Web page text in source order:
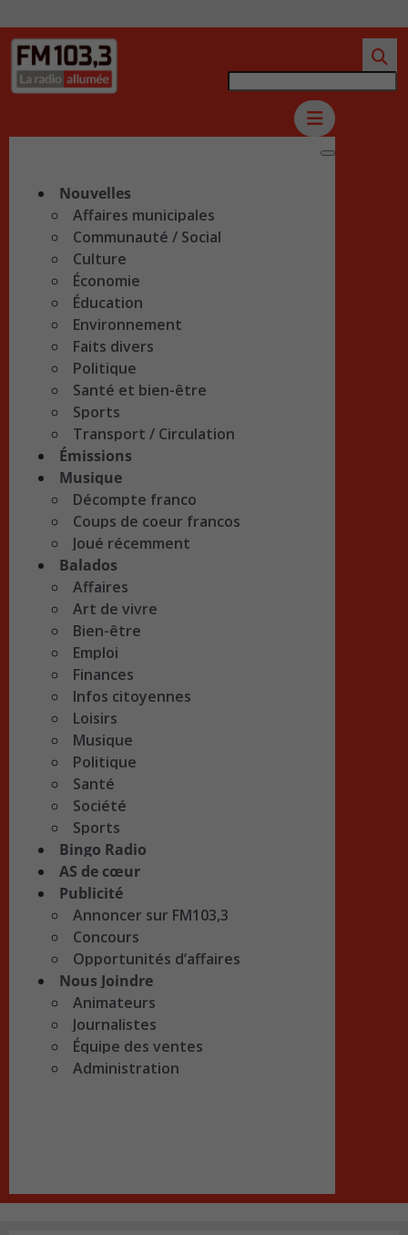
Nouvelles
Affaires municipales
Communauté / Social
Culture
Économie
Éducation
Environnement
Faits divers
Politique
Santé et bien-être
Sports
Transport / Circulation
Émissions
Musique
Décompte franco
Coups de coeur francos
Joué récemment
Balados
Affaires
Art de vivre
Bien-être
Emploi
Finances
Infos citoyennes
Loisirs
Musique
Politique
Santé
Société
Sports
Bingo Radio
AS de cœur
Publicité
Annoncer sur FM103,3
Concours
Opportunités d’affaires
Nous Joindre
Animateurs
Journalistes
Équipe des ventes
Administration